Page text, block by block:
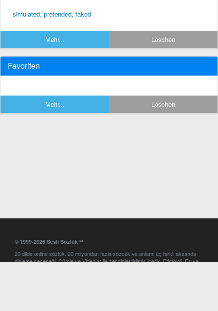
simulated, pretended, faked
Mehr... Löschen
Favoriten
Mehr... Löschen
© 1999-2026 Sesli Sözlük™
20 dilde online sözlük. 20 milyondan fazla sözcük ve anlamı üç farklı aksanda
dinleme seçeneği. Cümle ve Videolar ile zenginleştirilmiş içerik. Etimoloji, Eş ve